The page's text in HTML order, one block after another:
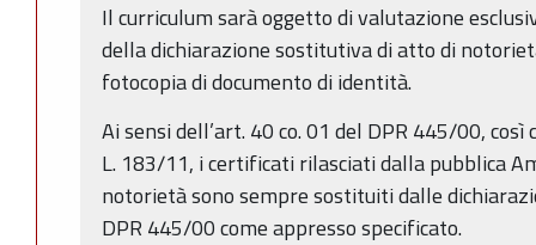
Il curriculum sarà oggetto di valutazione
della dichiarazione sostitutiva di atto di
fotocopia di documento di identità.
Ai sensi dell’art. 40 co. 01 del DPR 445/00,
L. 183/11, i certificati rilasciati dalla pubblica
notorietà sono sempre sostituiti dalle
DPR 445/00 come appresso specificato.